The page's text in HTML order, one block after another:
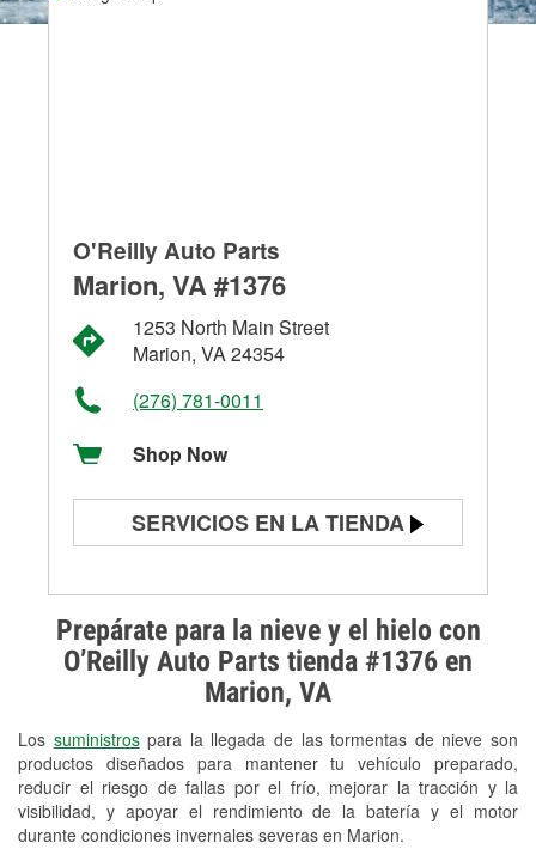
Prepárate para la nieve y el hielo con
O’Reilly Auto Parts tienda #1376 en
Marion, VA
Los suministrospara la llegada de las tormentas de nieve son
productos diseñados para mantener tu vehículo preparado,
reducir el riesgo de fallas por el frío, mejorar la tracción y la
visibilidad, y apoyar el rendimiento de la batería y el motor
durante condiciones invernales severas en Marion.
O'Reilly Auto Parts
Marion, VA #1376
1253 North Main Street
Marion, VA 24354
(276) 781-0011
Shop Now
SERVICIOS EN LA TIENDA
Prueba de alternadores y
arrancadores
Revisión de la luz "Check Engine"
Reciclaje de baterías y aceite
Instalación de bombillas de faros
Instalación de limpiaparabrisas